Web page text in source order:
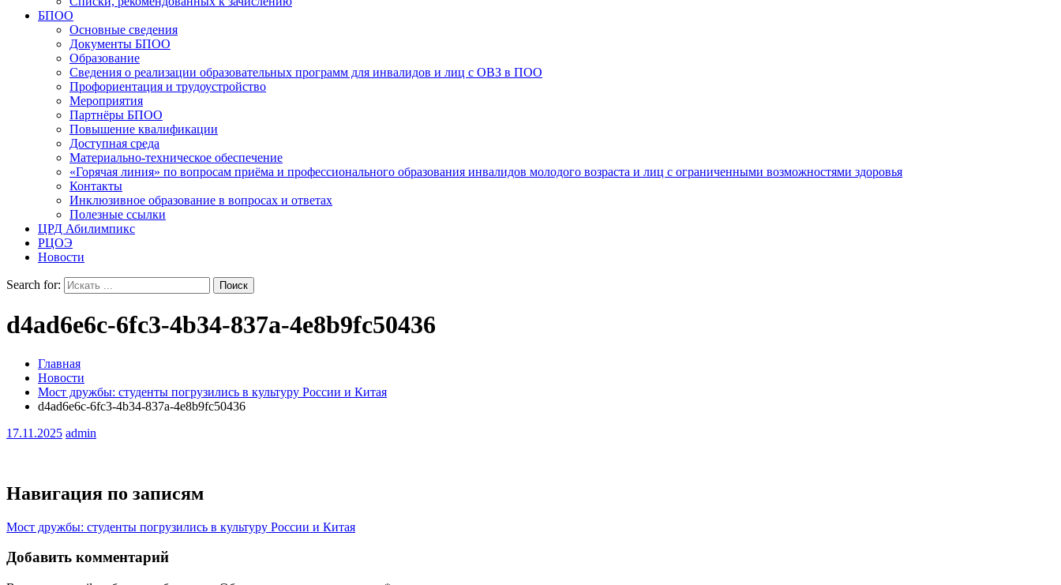
БПОО
Основные сведения
Документы БПОО
Образование
Сведения о реализации образовательных программ для инвалидов и лиц с ОВЗ в ПОО
Профориентация и трудоустройство
Мероприятия
Партнёры БПОО
Повышение квалификации
Доступная среда
Материально-техническое обеспечение
«Горячая линия» по вопросам приёма и профессионального образования инвалидов молодого возраста и лиц с ограниченными возможностями здоровья
Контакты
Инклюзивное образование в вопросах и ответах
Полезные ссылки
ЦРД Абилимпикс
РЦОЭ
Новости
Search for:
d4ad6e6c-6fc3-4b34-837a-4e8b9fc50436
Главная
Новости
Мост дружбы: студенты погрузились в культуру России и Китая
d4ad6e6c-6fc3-4b34-837a-4e8b9fc50436
17.11.2025 admin
Навигация по записям
Мост дружбы: студенты погрузились в культуру России и Китая
Добавить комментарий